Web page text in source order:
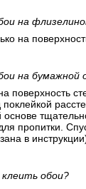
на
на
на бумажной
поверхность
пропитки.
в
обои?